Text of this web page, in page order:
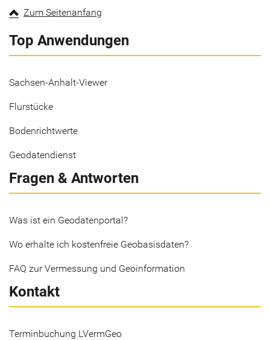
Zum Seitenanfang
Top Anwendungen
Sachsen-Anhalt-Viewer
Flurstücke
Bodenrichtwerte
Geodatendienst
Fragen & Antworten
Was ist ein Geodatenportal?
Wo erhalte ich kostenfreie Geobasisdaten?
FAQ zur Vermessung und Geoinformation
Kontakt
Terminbuchung LVermGeo